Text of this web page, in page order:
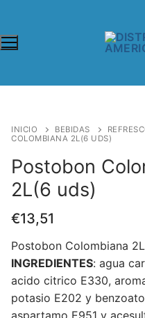
INICIO BEBIDAS
COLOMBIANA 2L(6 UDS)
Postobon
2L(6 uds)
€13,51
Postobon Colombiana 2L
INGREDIENTES: agua
acido citrico E330,
potasio E202 y